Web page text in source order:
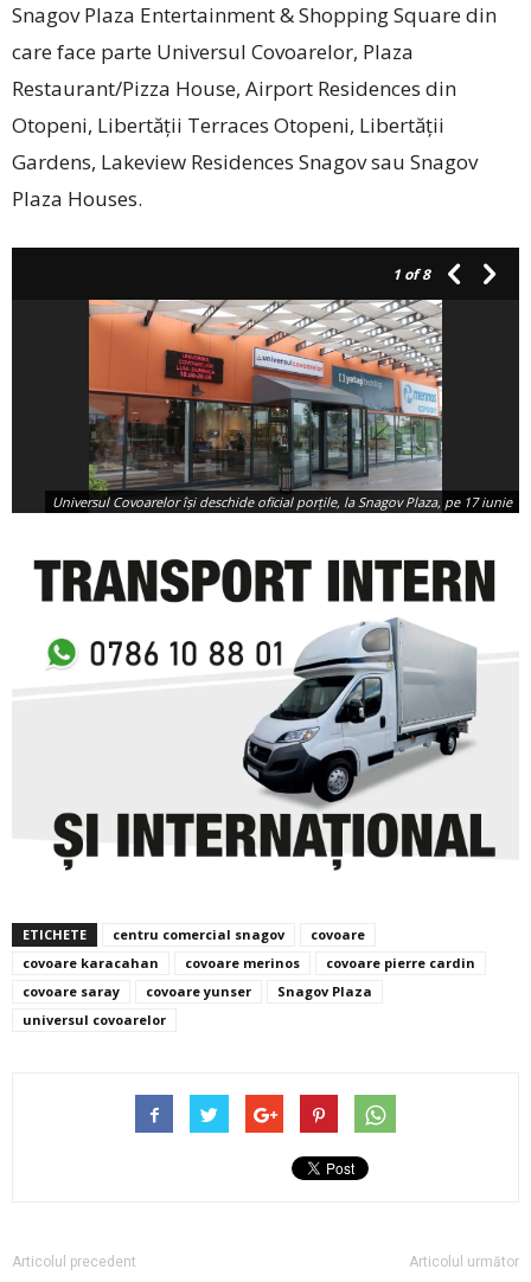
Snagov Plaza Entertainment & Shopping Square din
care face parte Universul Covoarelor, Plaza
Restaurant/Pizza House, Airport Residences din
Otopeni, Libertății Terraces Otopeni, Libertății
Gardens, Lakeview Residences Snagov sau Snagov
Plaza Houses.
1 of 8
Universul Covoarelor îşi deschide oficial porţile, la Snagov Plaza, pe 17 iunie
ETICHETE centru comercial snagov
covoare
covoare karacahan
covoare merinos
covoare pierre cardin
covoare saray
covoare yunser
Snagov Plaza
universul covoarelor
Articolul precedent Articolul următor